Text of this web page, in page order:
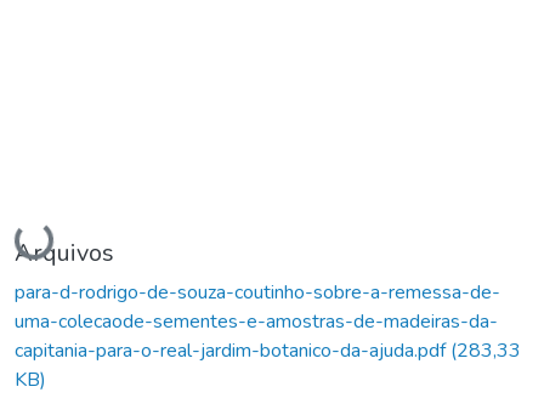
Carregando...
Arquivos
para-d-rodrigo-de-souza-coutinho-sobre-a-remessa-de-
uma-colecaode-sementes-e-amostras-de-madeiras-da-
capitania-para-o-real-jardim-botanico-da-ajuda.pdf(283,33
KB)